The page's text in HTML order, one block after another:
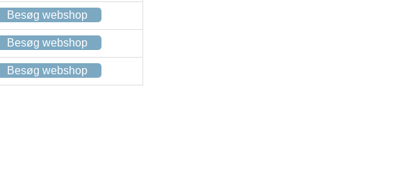
Besøg webshop
Besøg webshop
Besøg webshop